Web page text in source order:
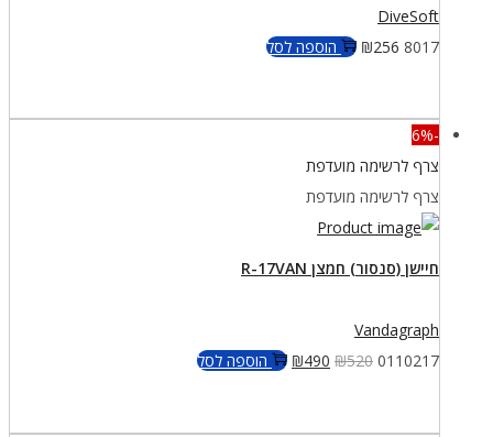
DiveSoft
8017
₪256 הוספה לסל
-6%
צרף לרשימה מועדפת
צרף לרשימה מועדפת
חיישן (סנסור) חמצן R-17VAN
Vandagraph
0110217
₪520
המחיר
₪490
המחירהוספה לסל